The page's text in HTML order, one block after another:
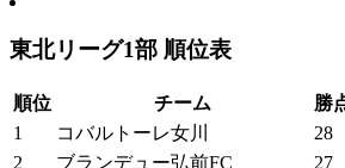
東北リーグ1部 順位表
順位 チーム 勝
1
コバルトーレ女川 28
2
ブランデュー弘前FC 27